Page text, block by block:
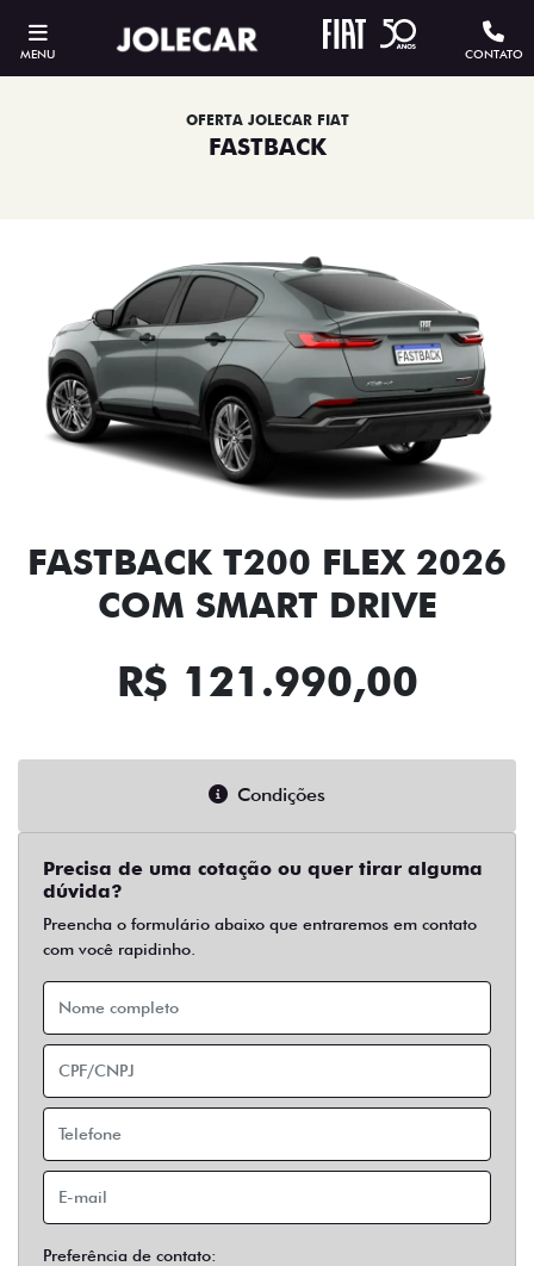
MENU CONTATO
OFERTA JOLECAR FIAT
FASTBACK
FASTBACK T200 FLEX 2026
COM SMART DRIVE
R$ 121.990,00
Condições
Precisa de uma cotação ou quer tirar alguma
dúvida?
Preencha o formulário abaixo que entraremos em contato
com você rapidinho.
Preferência de contato: